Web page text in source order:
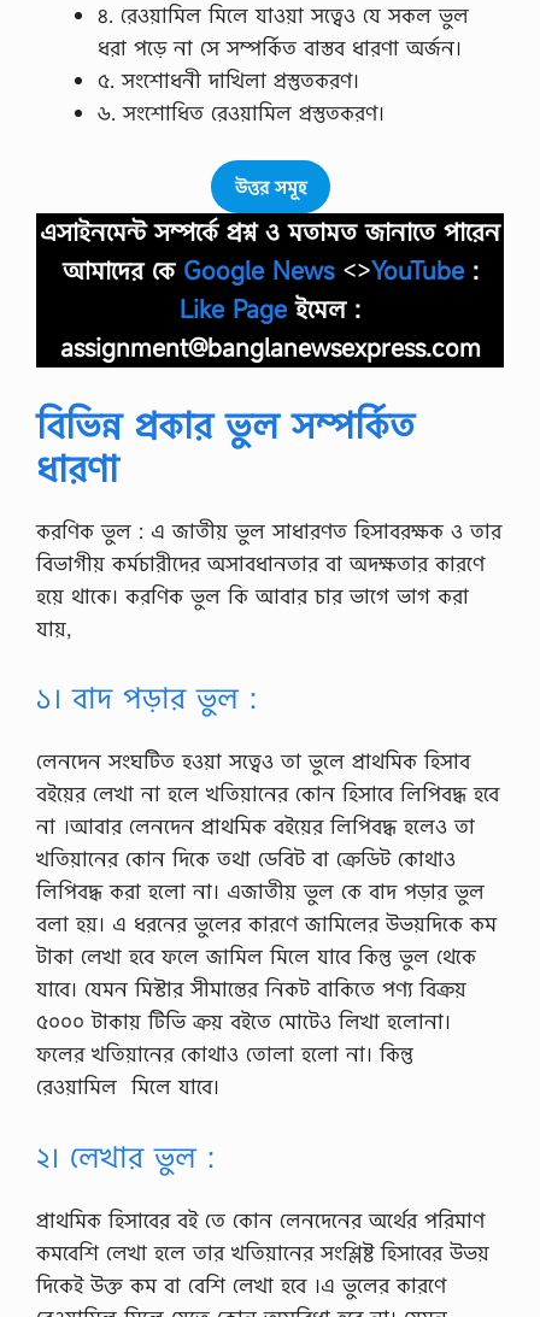
৪. রেওয়ামিল মিলে যাওয়া সত্বেও যে সকল ভুল
ধরা পড়ে না সে সম্পর্কিত বাস্তব ধারণা অর্জন।
৫. সংশোধনী দাখিলা প্রস্তুতকরণ।
৬. সংশােধিত রেওয়ামিল প্রস্তুতকরণ।
উত্তর সমূহ
এসাইনমেন্ট সম্পর্কে প্রশ্ন ও মতামত জানাতে পারেন
আমাদের কে Google News<>YouTube :
Like Page ইমেল :
assignment@banglanewsexpress.com
বিভিন্ন প্রকার ভুল সম্পর্কিত
ধারণা
করণিক ভুল : এ জাতীয় ভুল সাধারণত হিসাবরক্ষক ও তার
বিভাগীয় কর্মচারীদের অসাবধানতার বা অদক্ষতার কারণে
হয়ে থাকে। করণিক ভুল কি আবার চার ভাগে ভাগ করা
যায়,
১। বাদ পড়ার ভুল :
লেনদেন সংঘটিত হওয়া সত্বেও তা ভুলে প্রাথমিক হিসাব
বইয়ের লেখা না হলে খতিয়ানের কোন হিসাবে লিপিবদ্ধ হবে
না ।আবার লেনদেন প্রাথমিক বইয়ের লিপিবদ্ধ হলেও তা
খতিয়ানের কোন দিকে তথা ডেবিট বা ক্রেডিট কোথাও
লিপিবদ্ধ করা হলো না। এজাতীয় ভুল কে বাদ পড়ার ভুল
বলা হয়। এ ধরনের ভুলের কারণে জামিলের উভয়দিকে কম
টাকা লেখা হবে ফলে জামিল মিলে যাবে কিন্তু ভুল থেকে
যাবে। যেমন মিস্টার সীমান্তের নিকট বাকিতে পণ্য বিক্রয়
৫০০০ টাকায় টিভি ক্রয় বইতে মোটেও লিখা হলোনা।
ফলের খতিয়ানের কোথাও তোলা হলো না। কিন্তু
রেওয়ামিল মিলে যাবে।
২। লেখার ভুল :
প্রাথমিক হিসাবের বই তে কোন লেনদেনের অর্থের পরিমাণ
কমবেশি লেখা হলে তার খতিয়ানের সংশ্লিষ্ট হিসাবের উভয়
দিকেই উক্ত কম বা বেশি লেখা হবে ।এ ভুলের কারণে